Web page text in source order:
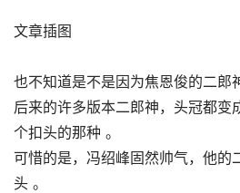
文章插图
也不知道是不是因为焦恩俊的二郎
后来的许多版本二郎神，头冠都变
个扣头的那种 。
可惜的是，冯绍峰固然帅气，他的
头 。